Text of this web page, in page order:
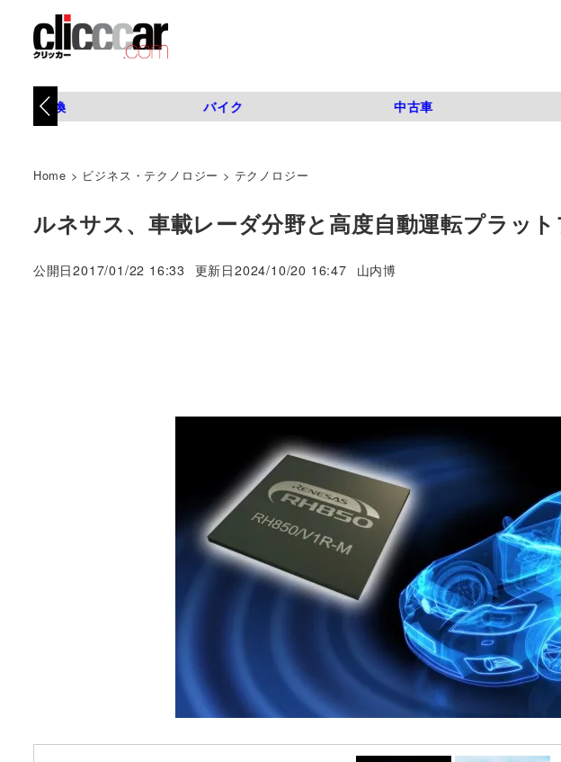
タイヤ交換 バイク 中古車
Home > ビジネス・テクノロジー > テクノロジー
ルネサス、車載レーダ分野と高度自動運転プラッ
公開日2017/01/22 16:33 更新日2024/10/20 16:47
著
山内博